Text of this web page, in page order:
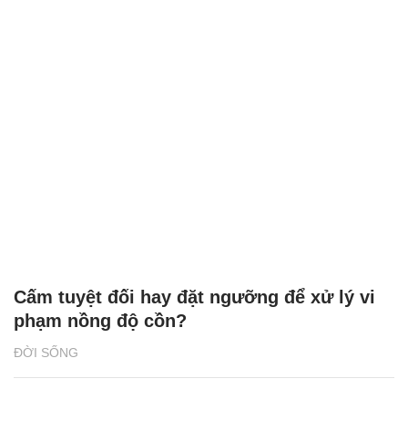
ĐỜI SỐNG
Cấm tuyệt đối hay đặt ngưỡng để xử lý vi
phạm nồng độ cồn?